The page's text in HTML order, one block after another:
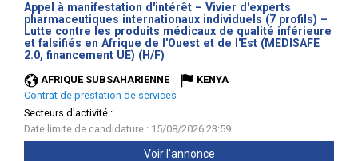
Appel à manifestation d'intérêt – Vivier d'experts
pharmaceutiques internationaux individuels (7 profils) –
Lutte contre les produits médicaux de qualité inférieure
et falsifiés en Afrique de l'Ouest et de l'Est (MEDISAFE
2.0, financement UE) (H/F)
AFRIQUE SUBSAHARIENNE
KENYA
Contrat de prestation de services
Secteurs d'activité :
Date limite de candidature : 15/08/2026 23:59
Voir l'annonce